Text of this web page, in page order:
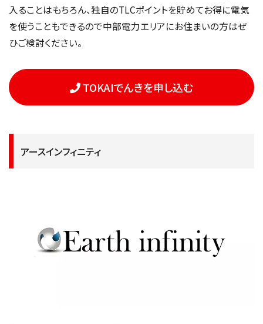
入ることはもちろん、独自のTLCポイントを貯めてお得に電気
を使うこともできるので中部電力エリアにお住まいの方はぜ
ひご検討ください。
TOKAIでんきを申し込む
アースインフィニティ